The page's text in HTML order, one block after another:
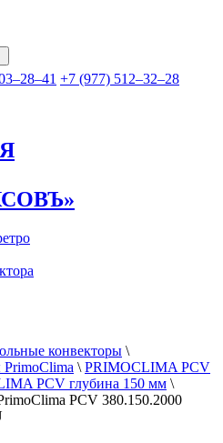
+7 (977) 512–32–28
конвекторы \
\ PRIMOCLIMA PCV
PCV глубина 150 мм \
PCV 380.150.2000